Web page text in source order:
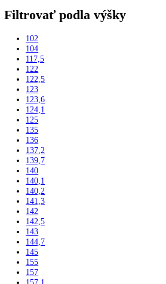
Vinotéky
Pekárne
Výskum a laboratóriá
Kávovary
Uncategorized
Filtrovať podla výšky